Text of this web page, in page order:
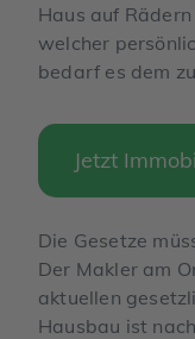
Haus auf
welcher
bedarf es dem
Jetzt
Die Gesetze
Der Makler am
aktuellen
Hausbau ist